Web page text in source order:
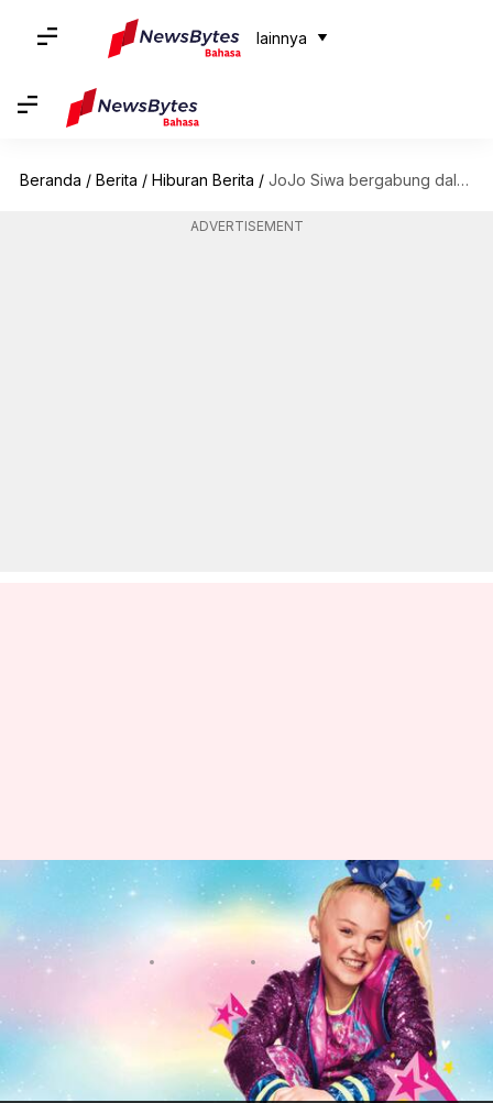
lainnya
Beranda / Berita / Hiburan Berita / JoJo Siwa bergabung dalam 'All My Friends Are Dead'
ADVERTISEMENT
JoJo Siwa bergabung dalam 'All
My Friends Are Dead'
01:34 pm
Penyanyi & penari dari YouTuber JoJo Siwa
telah dikontrak untuk filmthrillerhoror yang